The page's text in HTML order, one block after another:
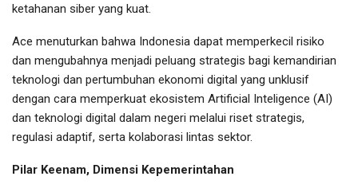
ketahanan siber yang kuat.
Ace menuturkan bahwa Indonesia dapat memperkecil risiko
dan mengubahnya menjadi peluang strategis bagi kemandirian
teknologi dan pertumbuhan ekonomi digital yang unklusif
dengan cara memperkuat ekosistem Artificial Inteligence (AI)
dan teknologi digital dalam negeri melalui riset strategis,
regulasi adaptif, serta kolaborasi lintas sektor.
Pilar Keenam, Dimensi Kepemerintahan